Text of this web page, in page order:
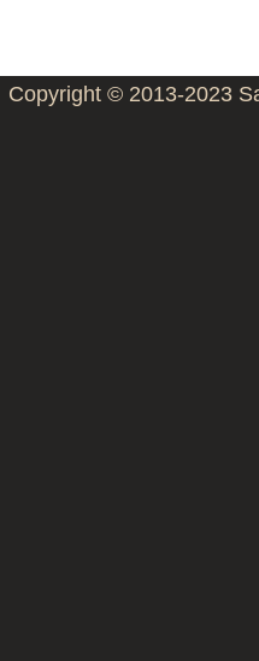
Copyright © 2013-2023